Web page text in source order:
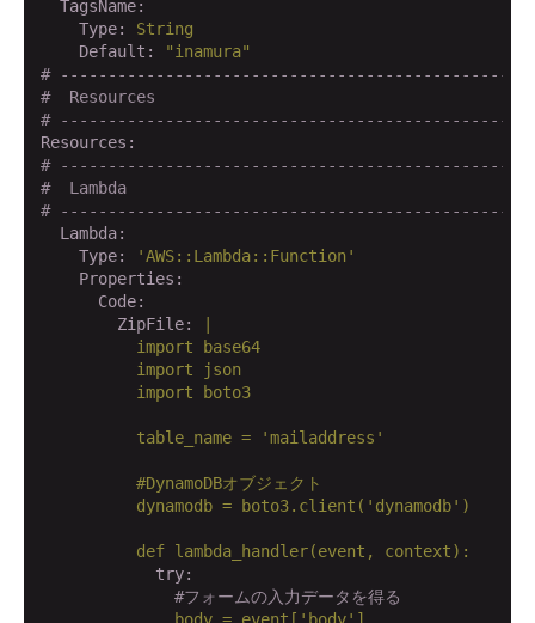
  TagsName:
    Type:
String
    Default:
"inamura"
#
#  Resources
#
Resources:
#
#  Lambda
#
  Lambda:
    Type:
'AWS::Lambda::Function'
    Properties:
      Code:
        ZipFile:
|
          import base64
          import json
          import boto3
          table_name = 'mailaddress'
          #DynamoDBオブジェクト
          dynamodb = boto3.client('dynamodb')
            try:
#フォームの入力データを得る
body = event['body']